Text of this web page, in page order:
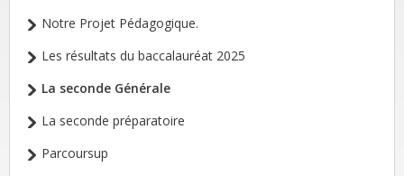
Notre Projet Pédagogique.
Les résultats du baccalauréat 2025
La seconde Générale
La seconde préparatoire
Parcoursup